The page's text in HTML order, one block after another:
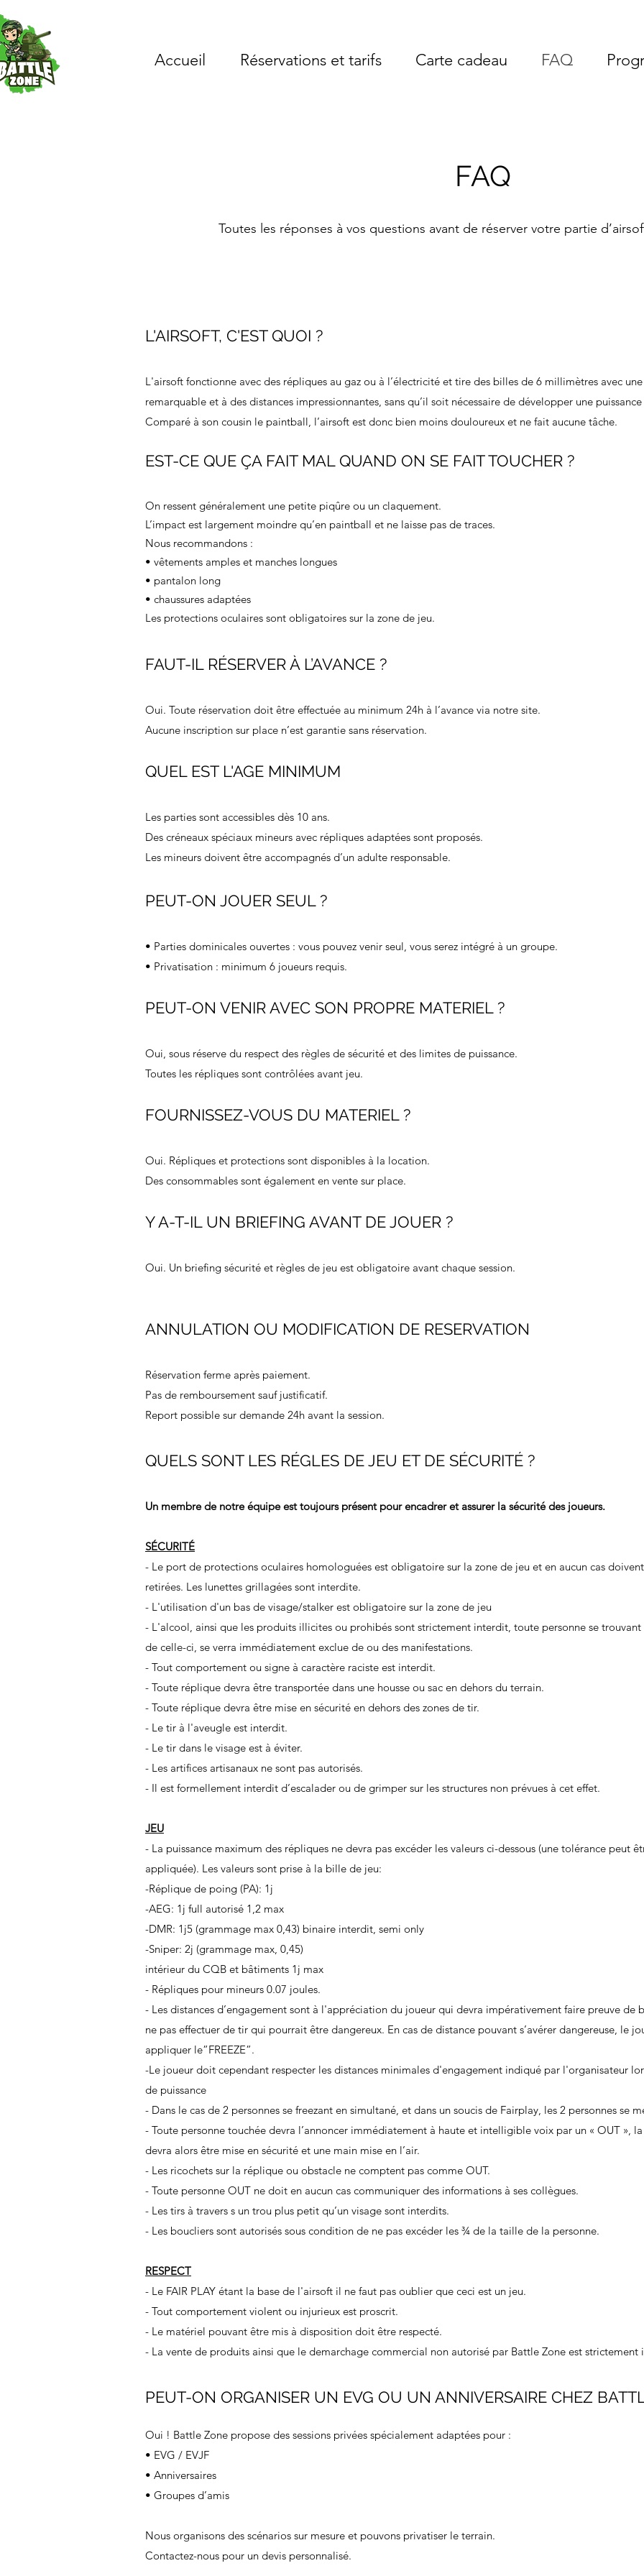
Accueil Réservations et tarifs Carte cadeau FAQ
FAQ
Toutes les réponses à vos questions avant de réserver votre partie
L'AIRSOFT, C'EST QUOI ?
L'airsoft fonctionne avec des répliques au gaz ou à l’électricité et tire des billes de 6 millimètres avec
remarquable et à des distances impressionnantes, sans qu’il soit nécessaire de développer une
Comparé à son cousin le paintball, l’airsoft est donc bien moins douloureux et ne fait aucune tâche.
EST-CE QUE ÇA FAIT MAL QUAND ON SE FAIT TOUCHER ?
On ressent généralement une petite piqûre ou un claquement.
L’impact est largement moindre qu’en paintball et ne laisse pas de traces.
Nous recommandons :
• vêtements amples et manches longues
• pantalon long
• chaussures adaptées
Les protections oculaires sont obligatoires sur la zone de jeu.
FAUT-IL RÉSERVER À L’AVANCE ?
Oui. Toute réservation doit être effectuée au minimum 24h à l’avance via notre site.
Aucune inscription sur place n’est garantie sans réservation.
QUEL EST L'AGE MINIMUM
Les parties sont accessibles dès 10 ans.
Des créneaux spéciaux mineurs avec répliques adaptées sont proposés.
Les mineurs doivent être accompagnés d’un adulte responsable.
PEUT-ON JOUER SEUL ?
• Parties dominicales ouvertes : vous pouvez venir seul, vous serez intégré à un groupe.
• Privatisation : minimum 6 joueurs requis.
PEUT-ON VENIR AVEC SON PROPRE MATERIEL ?
Oui, sous réserve du respect des règles de sécurité et des limites de puissance.
Toutes les répliques sont contrôlées avant jeu.
FOURNISSEZ-VOUS DU MATERIEL ?
Oui. Répliques et protections sont disponibles à la location.
Des consommables sont également en vente sur place.
Y A-T-IL UN BRIEFING AVANT DE JOUER ?
Oui. Un briefing sécurité et règles de jeu est obligatoire avant chaque session.
ANNULATION OU MODIFICATION DE RESERVATION
Réservation ferme après paiement.
Pas de remboursement sauf justificatif.
Report possible sur demande 24h avant la session.
QUELS SONT LES RÉGLES DE JEU ET DE SÉCURITÉ ?
Un membre de notre équipe est toujours présent pour encadrer et assurer la sécurité des joueurs.
SÉCURITÉ
- Le port de protections oculaires homologuées est obligatoire sur la zone de jeu et en aucun cas
retirées. Les lunettes grillagées sont interdite.
- L'utilisation d'un bas de visage/stalker est obligatoire sur la zone de jeu
- L'alcool, ainsi que les produits illicites ou prohibés sont strictement interdit, toute personne se trouvant
de celle-ci, se verra immédiatement exclue de ou des manifestations.
- Tout comportement ou signe à caractère raciste est interdit.
- Toute réplique devra être transportée dans une housse ou sac en dehors du terrain.
- Toute réplique devra être mise en sécurité en dehors des zones de tir.
- Le tir à l'aveugle est interdit.
- Le tir dans le visage est à éviter.
- Les artifices artisanaux ne sont pas autorisés.
- Il est formellement interdit d’escalader ou de grimper sur les structures non prévues à cet effet.
JEU
- La puissance maximum des répliques ne devra pas excéder les valeurs ci-dessous (une tolérance peut
appliquée). Les valeurs sont prise à la bille de jeu:
-Réplique de poing (PA): 1j
-AEG: 1j full autorisé 1,2 max
-DMR: 1j5 (grammage max 0,43) binaire interdit, semi only
-Sniper: 2j (grammage max, 0,45)
intérieur du CQB et bâtiments 1j max
- Répliques pour mineurs 0.07 joules.
- Les distances d’engagement sont à l'appréciation du joueur qui devra impérativement faire preuve de
ne pas effectuer de tir qui pourrait être dangereux. En cas de distance pouvant s’avérer dangereuse, le
appliquer le”FREEZE”.
-Le joueur doit cependant respecter les distances minimales d'engagement indiqué par l'organisateur
de puissance
- Dans le cas de 2 personnes se freezant en simultané, et dans un soucis de Fairplay, les 2 personnes se
- Toute personne touchée devra l’annoncer immédiatement à haute et intelligible voix par un « OUT »,
devra alors être mise en sécurité et une main mise en l’air.
- Les ricochets sur la réplique ou obstacle ne comptent pas comme OUT.
- Toute personne OUT ne doit en aucun cas communiquer des informations à ses collègues.
- Les tirs à travers s un trou plus petit qu’un visage sont interdits.
- Les boucliers sont autorisés sous condition de ne pas excéder les ¾ de la taille de la personne.
RESPECT
- Le FAIR PLAY étant la base de l'airsoft il ne faut pas oublier que ceci est un jeu.
- Tout comportement violent ou injurieux est proscrit.
- Le matériel pouvant être mis à disposition doit être respecté.
- La vente de produits ainsi que le demarchage commercial non autorisé par Battle Zone est
PEUT-ON ORGANISER UN EVG OU UN ANNIVERSAIRE CHEZ
Oui ! Battle Zone propose des sessions privées spécialement adaptées pour :
• EVG / EVJF
• Anniversaires
• Groupes d’amis
Nous organisons des scénarios sur mesure et pouvons privatiser le terrain.
Contactez-nous pour un devis personnalisé.